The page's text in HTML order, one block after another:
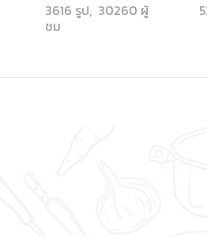
3616 รูป, 30260 ผู้
ชม